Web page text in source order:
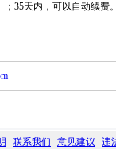
35天内，可以自动续费。
--联系我们--意见建议--违